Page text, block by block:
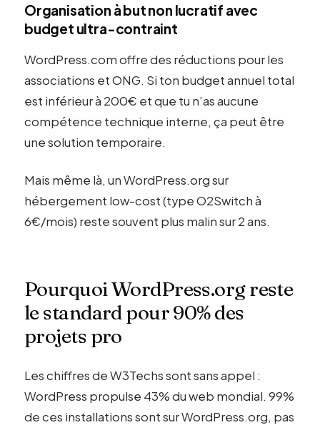
Organisation à but non lucratif avec
budget ultra-contraint
WordPress.com offre des réductions pour les
associations et ONG. Si ton budget annuel total
est inférieur à 200€ et que tu n’as aucune
compétence technique interne, ça peut être
une solution temporaire.
Mais même là, un WordPress.org sur
hébergement low-cost (type O2Switch à
6€/mois) reste souvent plus malin sur 2 ans.
Pourquoi WordPress.org reste
le standard pour 90% des
projets pro
Les chiffres de W3Techs sont sans appel :
WordPress propulse 43% du web mondial. 99%
de ces installations sont sur WordPress.org, pas